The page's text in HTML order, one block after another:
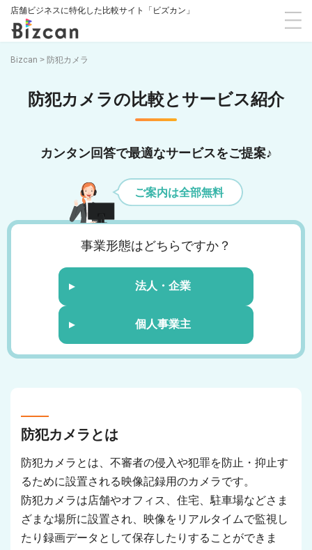
店舗ビジネスに特化した比較サイト「ビズカン」
Bizcan > 防犯カメラ
防犯カメラの比較とサービス紹介
カンタン回答で最適なサービスをご提案♪
ご案内は全部無料
事業形態はどちらですか？
法人・企業
個人事業主
防犯カメラとは
防犯カメラとは、不審者の侵入や犯罪を防止・抑止す
るために設置される映像記録用のカメラです。
防犯カメラは店舗やオフィス、住宅、駐車場などさま
ざまな場所に設置され、映像をリアルタイムで監視し
たり録画データとして保存したりすることができま